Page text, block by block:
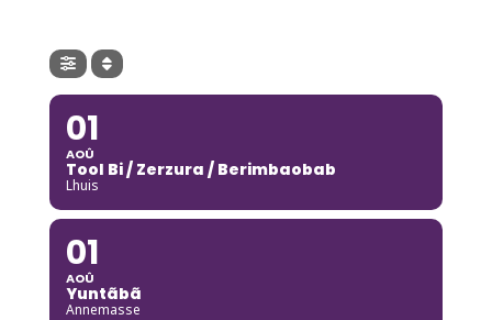
01
AOÛ
Tool Bi / Zerzura / Berimbaobab
Lhuis
01
AOÛ
Yuntãbã
Annemasse